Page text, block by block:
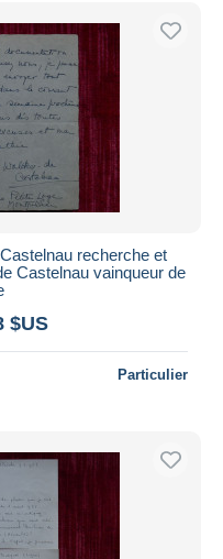
recherche et
Castelnau vainqueur de
$US
Particulier